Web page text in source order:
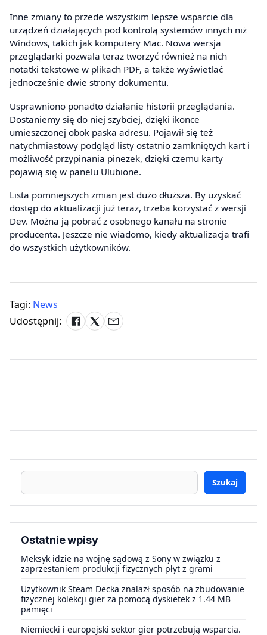
Inne zmiany to przede wszystkim lepsze wsparcie dla
urządzeń działających pod kontrolą systemów innych niż
Windows, takich jak komputery Mac. Nowa wersja
przeglądarki pozwala teraz tworzyć również na nich
notatki tekstowe w plikach PDF, a także wyświetlać
jednocześnie dwie strony dokumentu.
Usprawniono ponadto działanie historii przeglądania.
Dostaniemy się do niej szybciej, dzięki ikonce
umieszczonej obok paska adresu. Pojawił się też
natychmiastowy podgląd listy ostatnio zamkniętych kart i
możliwość przypinania pinezek, dzięki czemu karty
pojawią się w panelu Ulubione.
Lista pomniejszych zmian jest dużo dłuższa. By uzyskać
dostęp do aktualizacji już teraz, trzeba korzystać z wersji
Dev. Można ją pobrać z osobnego kanału na stronie
producenta. Jeszcze nie wiadomo, kiedy aktualizacja trafi
do wszystkich użytkowników.
Tagi: News
Udostępnij:
Szukaj
Ostatnie wpisy
Meksyk idzie na wojnę sądową z Sony w związku z
zaprzestaniem produkcji fizycznych płyt z grami
Użytkownik Steam Decka znalazł sposób na zbudowanie
fizycznej kolekcji gier za pomocą dyskietek z 1.44 MB
pamięci
Niemiecki i europejski sektor gier potrzebują wsparcia.